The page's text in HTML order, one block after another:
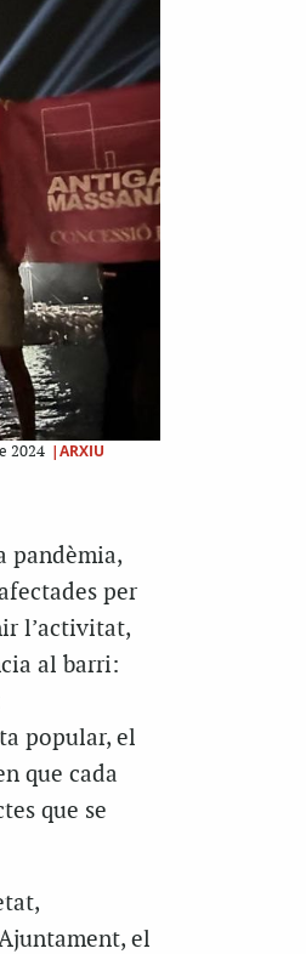
2024 |ARXIU
pandèmia,
per
l’activitat,
al barri:
popular, el
que cada
que se
el